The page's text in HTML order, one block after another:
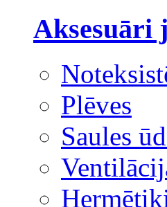
Aksesuāri
Plēves
Saules